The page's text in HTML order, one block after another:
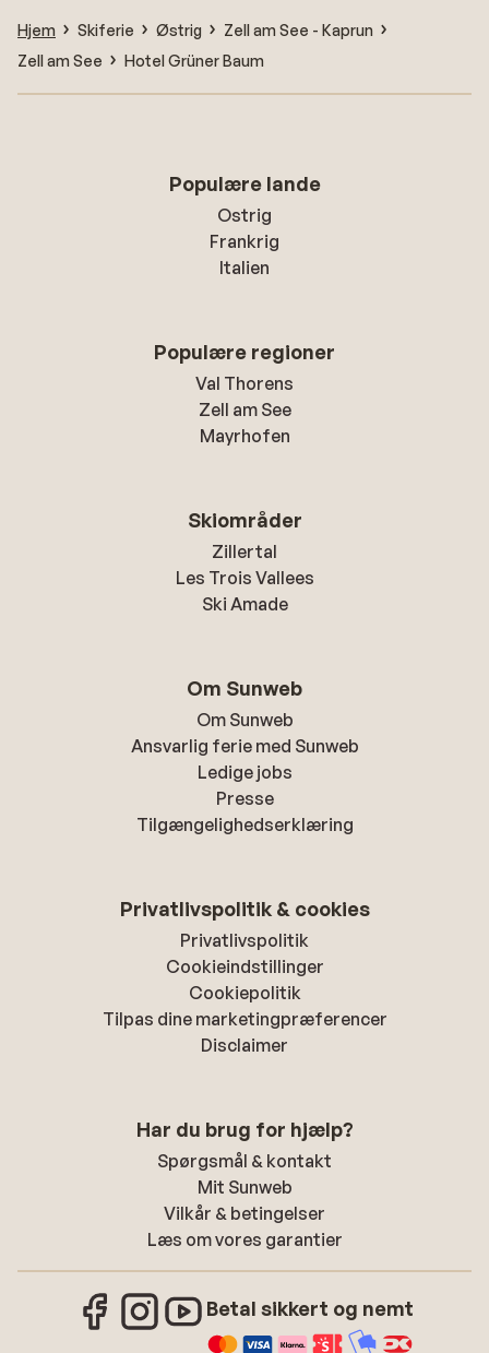
Hjem Skiferie Østrig
Zell am See - Kaprun
Zell am See
Hotel Grüner Baum
Populære lande
Ostrig
Frankrig
Italien
Populære regioner
Val Thorens
Zell am See
Mayrhofen
Skiområder
Zillertal
Les Trois Vallees
Ski Amade
Om Sunweb
Om Sunweb
Ansvarlig ferie med Sunweb
Ledige jobs
Presse
Tilgængelighedserklæring
Privatlivspolitik & cookies
Privatlivspolitik
Cookieindstillinger
Cookiepolitik
Tilpas dine marketingpræferencer
Disclaimer
Har du brug for hjælp?
Spørgsmål & kontakt
Mit Sunweb
Vilkår & betingelser
Læs om vores garantier
Betal sikkert og nemt